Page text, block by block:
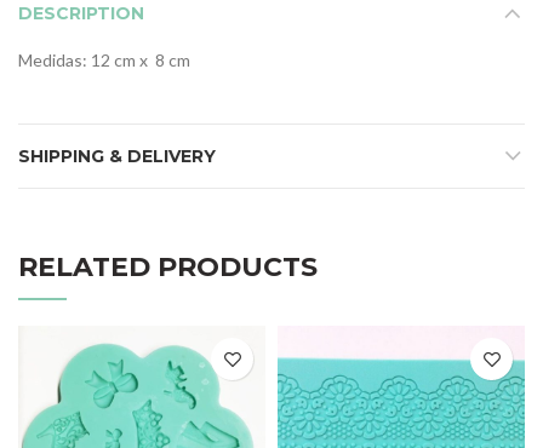
DESCRIPTION
Medidas: 12 cm x 8 cm
SHIPPING & DELIVERY
RELATED PRODUCTS